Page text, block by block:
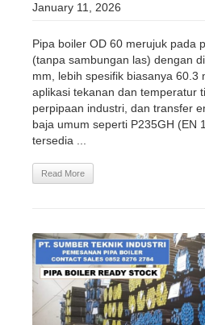
January 11, 2026
Pipa boiler OD 60 merujuk pada
(tanpa sambungan las) dengan
mm, lebih spesifik biasanya 60.3
aplikasi tekanan dan temperatur
perpipaan industri, dan transfer
baja umum seperti P235GH (EN
tersedia ...
Read More